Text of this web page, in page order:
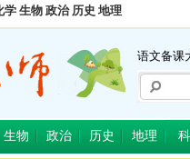
学 生物 政治 历史 地理
语文备课
生物 政治 历史 地理